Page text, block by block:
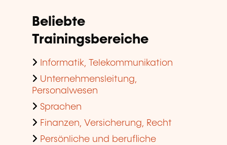
Beliebte
Trainingsbereiche
Informatik, Telekommunikation
Unternehmensleitung,
Personalwesen
Sprachen
Finanzen, Versicherung, Recht
Persönliche und berufliche